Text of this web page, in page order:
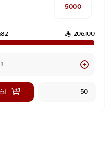
5000
206,100
Quantity
اضافة